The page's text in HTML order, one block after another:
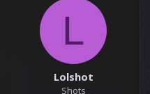
L
Lolshot
Shots